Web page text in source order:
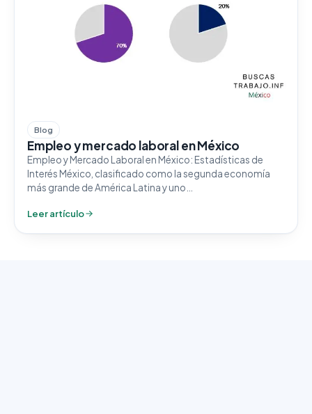
Blog
Empleo y mercado laboral en México
Empleo y Mercado Laboral en México: Estadísticas de
Interés México, clasificado como la segunda economía
más grande de América Latina y uno…
Leer artículo